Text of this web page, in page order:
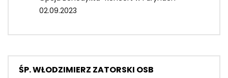
02.09.2023
ŚP. WŁODZIMIERZ ZATORSKI OSB